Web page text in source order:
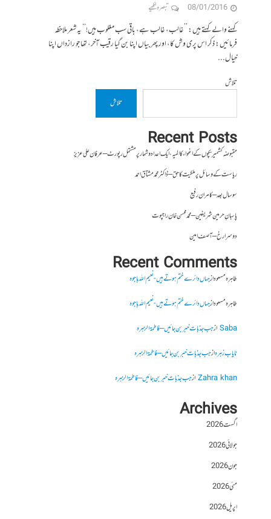
08/01/2016 تبصرہ لکھیے
کہنے والے کہتے ہیں: ’’غالب، غالب ہے، باقی سب مغلوب ہیں!‘‘ یہ شعر ملاحظہ
فرمائیں: ذکر اس پری وش کا، اور پھر بیاں اپنا بن گیا رقیب آخر، تھا جو رازداں اپنا
خیال...
تلاش
تلاش
Recent Posts
مقبوضہ کشمیر بچوں کے اغواء کا المیہ، ایک اعداد و شمار پر مشتمل رپورٹ – عرفان علی عزیز
ریاست کے وسائل پر ملکیت کا حق – ڈاکٹر محمد مشتاق احمد
سو سال بعد – کامران رفیع
پاسبانِ حرمین شریفین – محمد محسن خان راجپوت
دوسرا رخ – آصف امین
Recent Comments
طاہرہ مسعودازجہاں دائرے ختم ہوتے ہیں- نعیم اللہ باجوہ
طاہرہ مسعودازجہاں دائرے ختم ہوتے ہیں- نعیم اللہ باجوہ
Sabaازجب جذبات خبر بن جائیں – فاطمۃالزہرہ
نایاب زہرہازجب جذبات خبر بن جائیں – فاطمۃالزہرہ
Zahra khanازجب جذبات خبر بن جائیں – فاطمۃالزہرہ
Archives
اگست 2026
جولائی 2026
جون 2026
مئی 2026
اپریل 2026